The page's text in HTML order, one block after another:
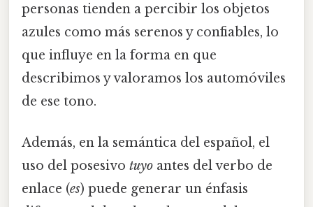
personas tienden a percibir los objetos
azules como más serenos y confiables, lo
que influye en la forma en que
describimos y valoramos los automóviles
de ese tono.
Además, en la semántica del español, el
uso del posesivo tuyo antes del verbo de
enlace (es) puede generar un énfasis